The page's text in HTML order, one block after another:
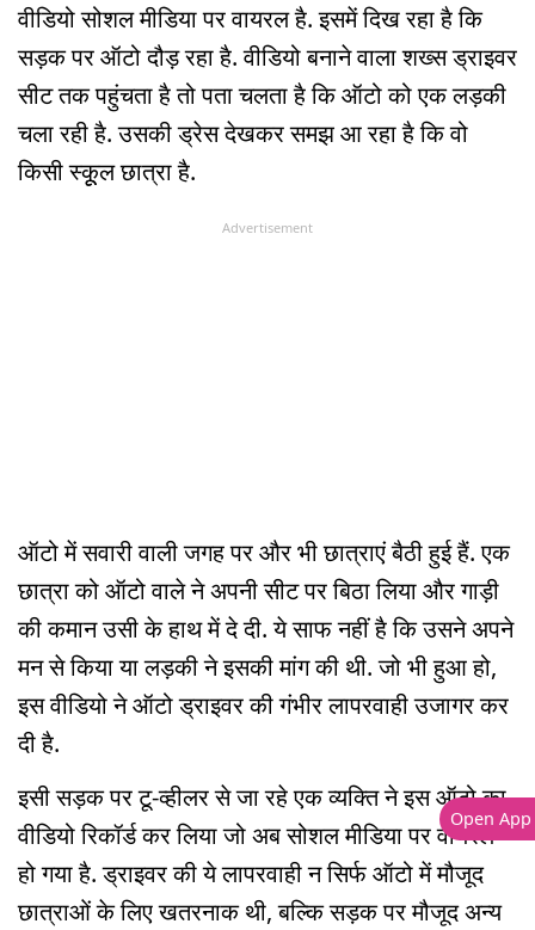
वीडियो सोशल मीडिया पर वायरल है. इसमें दिख रहा है कि
सड़क पर ऑटो दौड़ रहा है. वीडियो बनाने वाला शख्स ड्राइवर
सीट तक पहुंचता है तो पता चलता है कि ऑटो को एक लड़की
चला रही है. उसकी ड्रेस देखकर समझ आ रहा है कि वो
किसी स्कूूल छात्रा है.
Advertisement
ऑटो में सवारी वाली जगह पर और भी छात्राएं बैठी हुई हैं. एक
छात्रा को ऑटो वाले ने अपनी सीट पर बिठा लिया और गाड़ी
की कमान उसी के हाथ में दे दी. ये साफ नहीं है कि उसने अपने
मन से किया या लड़की ने इसकी मांग की थी. जो भी हुआ हो,
इस वीडियो ने ऑटो ड्राइवर की गंभीर लापरवाही उजागर कर
दी है.
इसी सड़क पर टू-व्हीलर से जा रहे एक व्यक्ति ने इस ऑटो का
वीडियो रिकॉर्ड कर लिया जो अब सोशल मीडिया पर वायरल
हो गया है. ड्राइवर की ये लापरवाही न सिर्फ ऑटो में मौजूद
छात्राओं के लिए खतरनाक थी, बल्कि सड़क पर मौजूद अन्य
Open App